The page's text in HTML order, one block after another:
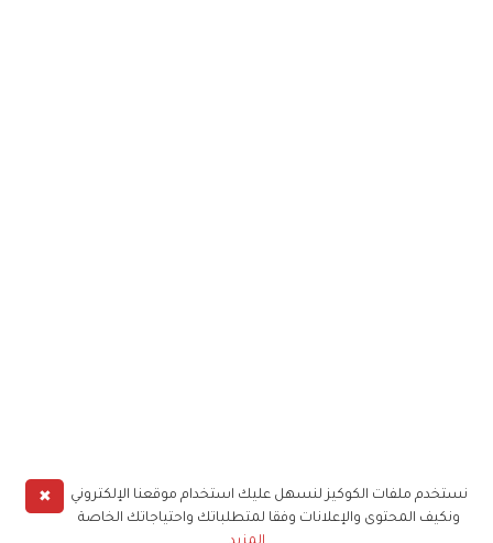
✖
نستخدم ملفات الكوكيز لنسهل عليك استخدام موقعنا الإلكتروني
ونكيف المحتوى والإعلانات وفقا لمتطلباتك واحتياجاتك الخاصة